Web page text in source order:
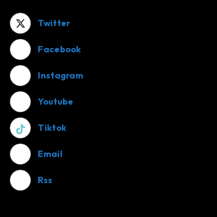
Twitter
Facebook
Instagram
Youtube
Tiktok
Email
Rss